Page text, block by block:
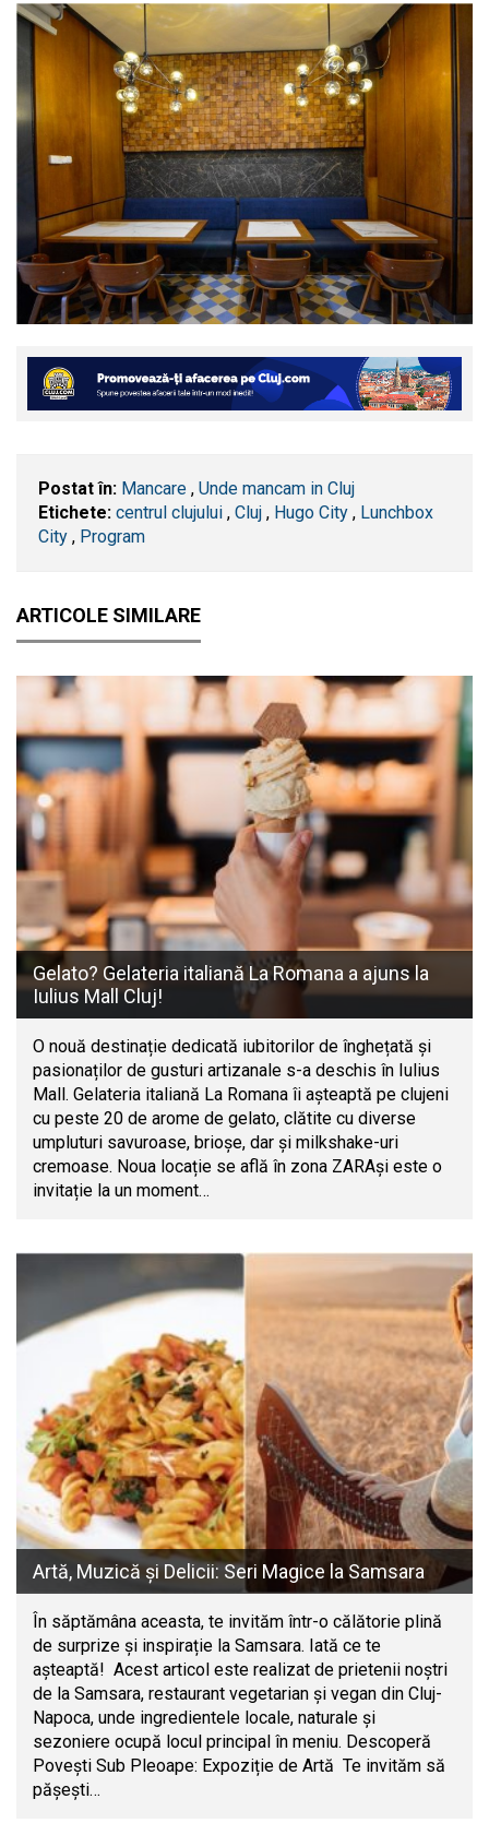
Postat în: Mancare , Unde mancam in Cluj
Etichete: centrul clujului , ​Cluj , Hugo City , Lunchbox
City , Program
ARTICOLE SIMILARE
Gelato? Gelateria italiană La Romana a ajuns la
Iulius Mall Cluj!
O nouă destinație dedicată iubitorilor de înghețată și
pasionaților de gusturi artizanale s-a deschis în Iulius
Mall. Gelateria italiană La Romana îi așteaptă pe clujeni
cu peste 20 de arome de gelato, clătite cu diverse
umpluturi savuroase, brioșe, dar și milkshake-uri
cremoase. Noua locație se află în zona ZARAși este o
invitație la un moment…
Artă, Muzică și Delicii: Seri Magice la Samsara
În săptămâna aceasta, te invităm într-o călătorie plină
de surprize și inspirație la Samsara. Iată ce te
așteaptă! Acest articol este realizat de prietenii noștri
de la Samsara, restaurant vegetarian și vegan din Cluj-
Napoca, unde ingredientele locale, naturale și
sezoniere ocupă locul principal în meniu. Descoperă
Povești Sub Pleoape: Expoziție de Artă Te invităm să
pășești…